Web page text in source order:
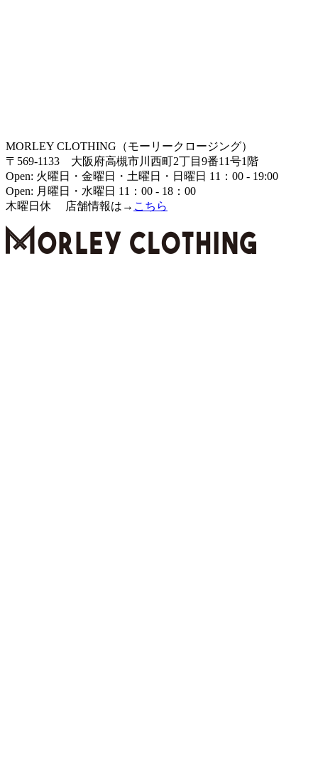
MORLEY CLOTHING（モーリークロージング）
〒569-1133 大阪府高槻市川西町2丁目9番11号1階
Open: 火曜日・金曜日・土曜日・日曜日 11：00 - 19:00
Open: 月曜日・水曜日 11：00 - 18：00
木曜日休 店舗情報は→ こちら